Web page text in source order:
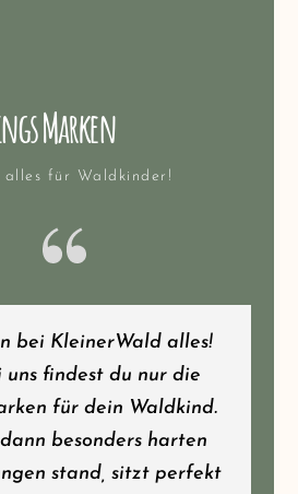
Marken
für Waldkinder!
bei KleinerWald alles!
uns findest du nur die
für dein Waldkind.
besonders harten
stand, sitzt perfekt